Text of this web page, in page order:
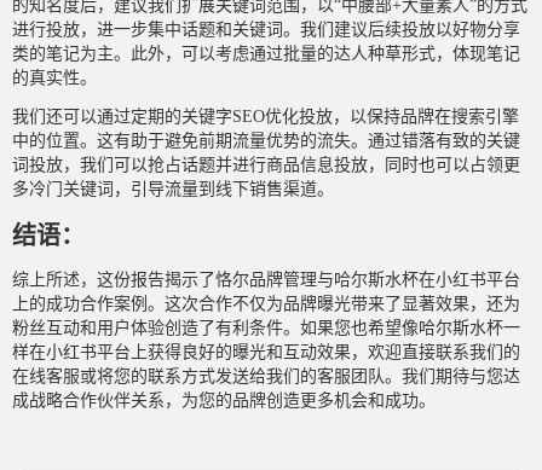
的知名度后，建议我们扩展关键词范围，以“中腰部+大量素人”的方式
进行投放，进一步集中话题和关键词。我们建议后续投放以好物分享
类的笔记为主。此外，可以考虑通过批量的达人种草形式，体现笔记
的真实性。
我们还可以通过定期的关键字SEO优化投放，以保持品牌在搜索引擎
中的位置。这有助于避免前期流量优势的流失。通过错落有致的关键
词投放，我们可以抢占话题并进行商品信息投放，同时也可以占领更
多冷门关键词，引导流量到线下销售渠道。
结语：
综上所述，这份报告揭示了恪尔品牌管理与哈尔斯水杯在小红书平台
上的成功合作案例。这次合作不仅为品牌曝光带来了显著效果，还为
粉丝互动和用户体验创造了有利条件。如果您也希望像哈尔斯水杯一
样在小红书平台上获得良好的曝光和互动效果，欢迎直接联系我们的
在线客服或将您的联系方式发送给我们的客服团队。我们期待与您达
成战略合作伙伴关系，为您的品牌创造更多机会和成功。